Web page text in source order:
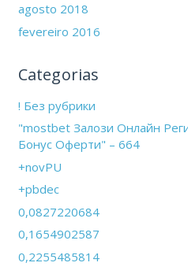
agosto 2018
fevereiro 2016
Categorias
! Без рубрики
"mostbet Залози Онлайн
Бонус Оферти" – 664
+novPU
+pbdec
0,0827220684
0,1654902587
0,2255485814